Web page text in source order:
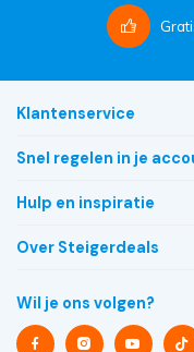
Klantenservice
Snel regelen in je
Hulp en inspiratie
Over Steigerdeals
Wil je ons volgen?